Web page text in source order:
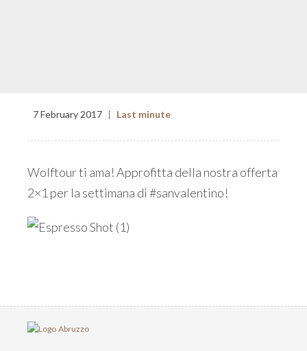
7 February 2017 | Last minute
Wolftour ti ama! Approfitta della nostra offerta
2×1 per la settimana di #sanvalentino!